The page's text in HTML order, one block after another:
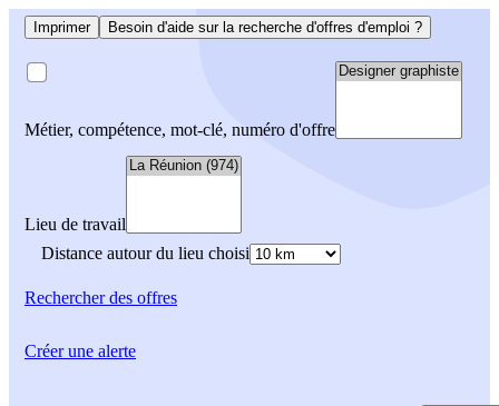
Imprimer Besoin d'aide sur la recherche d'offres d'emploi ?
Métier, compétence, mot-clé, numéro d'offre
Lieu de travail
Distance autour du lieu choisi
Rechercherdes offres
Créer une alerte